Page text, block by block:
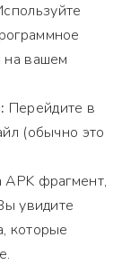
на вашем
Перейдите в
(обычно это
фрагмент,
увидите
которые